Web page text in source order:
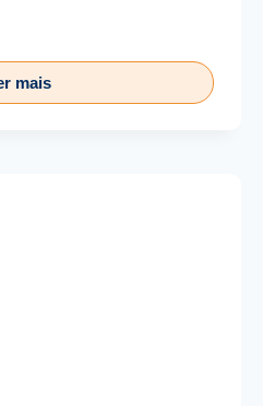
mais